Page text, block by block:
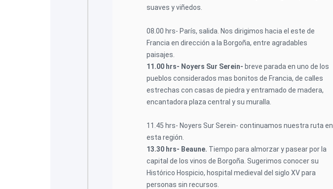
suaves y viñedos.
08.00 hrs- París, salida. Nos dirigimos hacia el este de
Francia en dirección a la Borgoña, entre agradables
paisajes.
11.00 hrs- Noyers Sur Serein- breve parada en uno de los
pueblos considerados mas bonitos de Francia, de calles
estrechas con casas de piedra y entramado de madera,
encantadora plaza central y su muralla.
11.45 hrs- Noyers Sur Serein- continuamos nuestra ruta en
esta región.
13.30 hrs- Beaune. Tiempo para almorzar y pasear por la
capital de los vinos de Borgoña. Sugerimos conocer su
Histórico Hospicio, hospital medieval del siglo XV para
personas sin recursos.